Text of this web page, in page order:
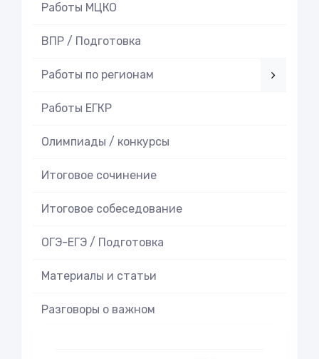
Работы МЦКО
ВПР / Подготовка
Работы по регионам
Работы ЕГКР
Олимпиады / конкурсы
Итоговое cочинение
Итоговое cобеседование
ОГЭ-ЕГЭ / Подготовка
Материалы и статьи
Разговоры о важном